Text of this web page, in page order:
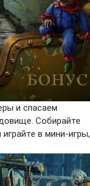
и спасаем
Собирайте
в мини-игры,